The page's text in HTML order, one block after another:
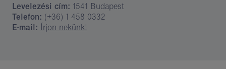
Levelezési cím: 1541 Budapest
Telefon: (+36) 1 458 0332
E-mail: Írjon nekünk!